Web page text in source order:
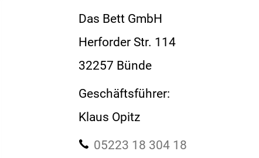
Das Bett GmbH
Herforder Str. 114
32257 Bünde
Geschäftsführer:
Klaus Opitz
05223 18 304 18